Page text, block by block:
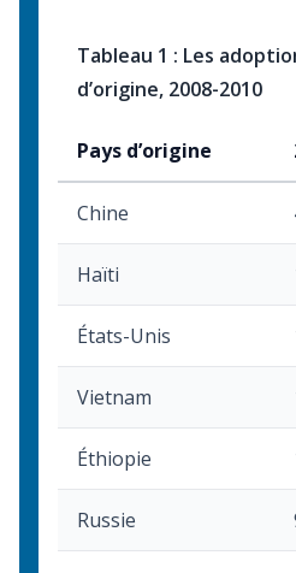
Tableau 1 : Les
d’origine, 2008-2010
Pays d’origine
Chine
Haïti
États-Unis
Vietnam
Éthiopie
Russie